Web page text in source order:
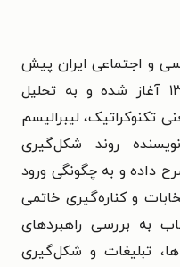
و اجتماعی ایران پیش
از انتخابات ریاست‌جمهوری ۱۳۸۸ آغاز شده و به تحلیل
تکنوکراتیک، لیبرالیسم
روند شکل‌گیری
داده و به چگونگی ورود
و کناره‌گیری خاتمی
به بررسی راهبردهای
تبلیغات و شکل‌گیری